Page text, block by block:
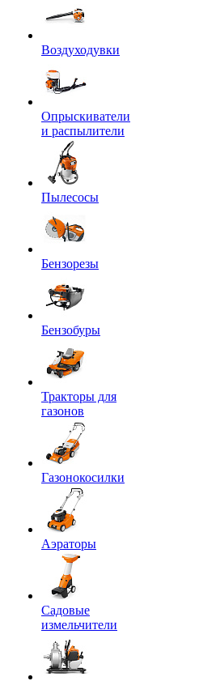
Воздуходувки
Опрыскиватели
и распылители
Пылесосы
Бензорезы
Бензобуры
Тракторы для
газонов
Газонокосилки
Аэраторы
Садовые
измельчители